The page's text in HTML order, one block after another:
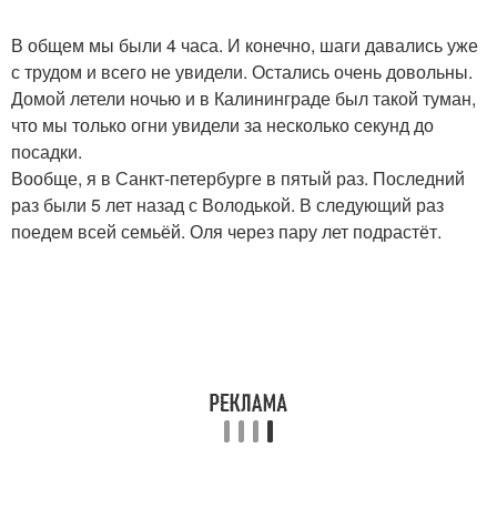
В общем мы были 4 часа. И конечно, шаги давались уже
с трудом и всего не увидели. Остались очень довольны.
Домой летели ночью и в Калининграде был такой туман,
что мы только огни увидели за несколько секунд до
посадки.
Вообще, я в Санкт-петербурге в пятый раз. Последний
раз были 5 лет назад с Володькой. В следующий раз
поедем всей семьёй. Оля через пару лет подрастёт.